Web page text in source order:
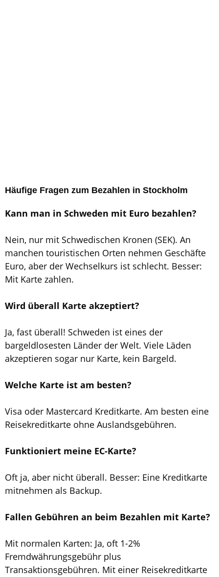
Häufige Fragen zum Bezahlen in Stockholm
Kann man in Schweden mit Euro bezahlen?
Nein, nur mit Schwedischen Kronen (SEK). An
manchen touristischen Orten nehmen Geschäfte
Euro, aber der Wechselkurs ist schlecht. Besser:
Mit Karte zahlen.
Wird überall Karte akzeptiert?
Ja, fast überall! Schweden ist eines der
bargeldlosesten Länder der Welt. Viele Läden
akzeptieren sogar nur Karte, kein Bargeld.
Welche Karte ist am besten?
Visa oder Mastercard Kreditkarte. Am besten eine
Reisekreditkarte ohne Auslandsgebühren.
Funktioniert meine EC-Karte?
Oft ja, aber nicht überall. Besser: Eine Kreditkarte
mitnehmen als Backup.
Fallen Gebühren an beim Bezahlen mit Karte?
Mit normalen Karten: Ja, oft 1-2%
Fremdwährungsgebühr plus
Transaktionsgebühren. Mit einer Reisekreditkarte